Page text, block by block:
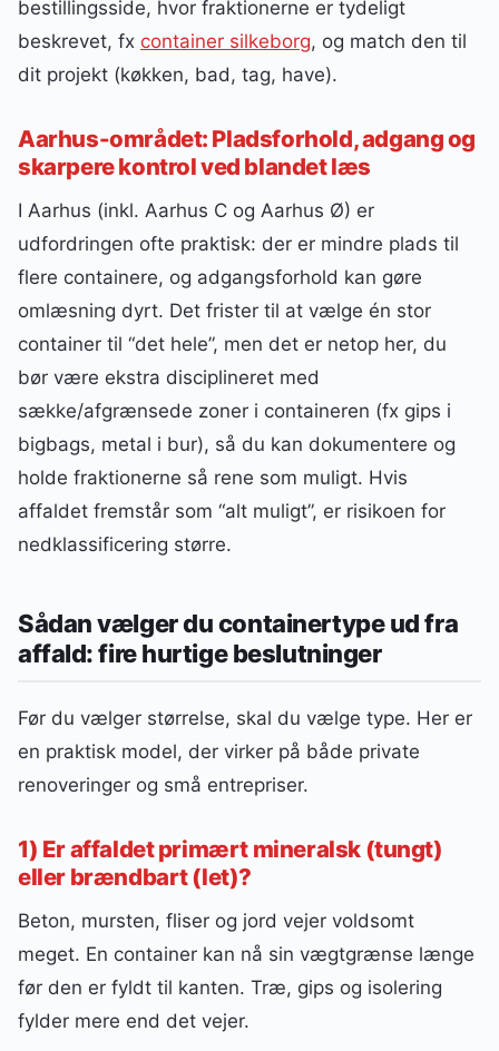
bestillingsside, hvor fraktionerne er tydeligt
beskrevet, fx container silkeborg, og match den til
dit projekt (køkken, bad, tag, have).
Aarhus-området: Pladsforhold, adgang og
skarpere kontrol ved blandet læs
I Aarhus (inkl. Aarhus C og Aarhus Ø) er
udfordringen ofte praktisk: der er mindre plads til
flere containere, og adgangsforhold kan gøre
omlæsning dyrt. Det frister til at vælge én stor
container til “det hele”, men det er netop her, du
bør være ekstra disciplineret med
sække/afgrænsede zoner i containeren (fx gips i
bigbags, metal i bur), så du kan dokumentere og
holde fraktionerne så rene som muligt. Hvis
affaldet fremstår som “alt muligt”, er risikoen for
nedklassificering større.
Sådan vælger du containertype ud fra
affald: fire hurtige beslutninger
Før du vælger størrelse, skal du vælge type. Her er
en praktisk model, der virker på både private
renoveringer og små entrepriser.
1) Er affaldet primært mineralsk (tungt)
eller brændbart (let)?
Beton, mursten, fliser og jord vejer voldsomt
meget. En container kan nå sin vægtgrænse længe
før den er fyldt til kanten. Træ, gips og isolering
fylder mere end det vejer.